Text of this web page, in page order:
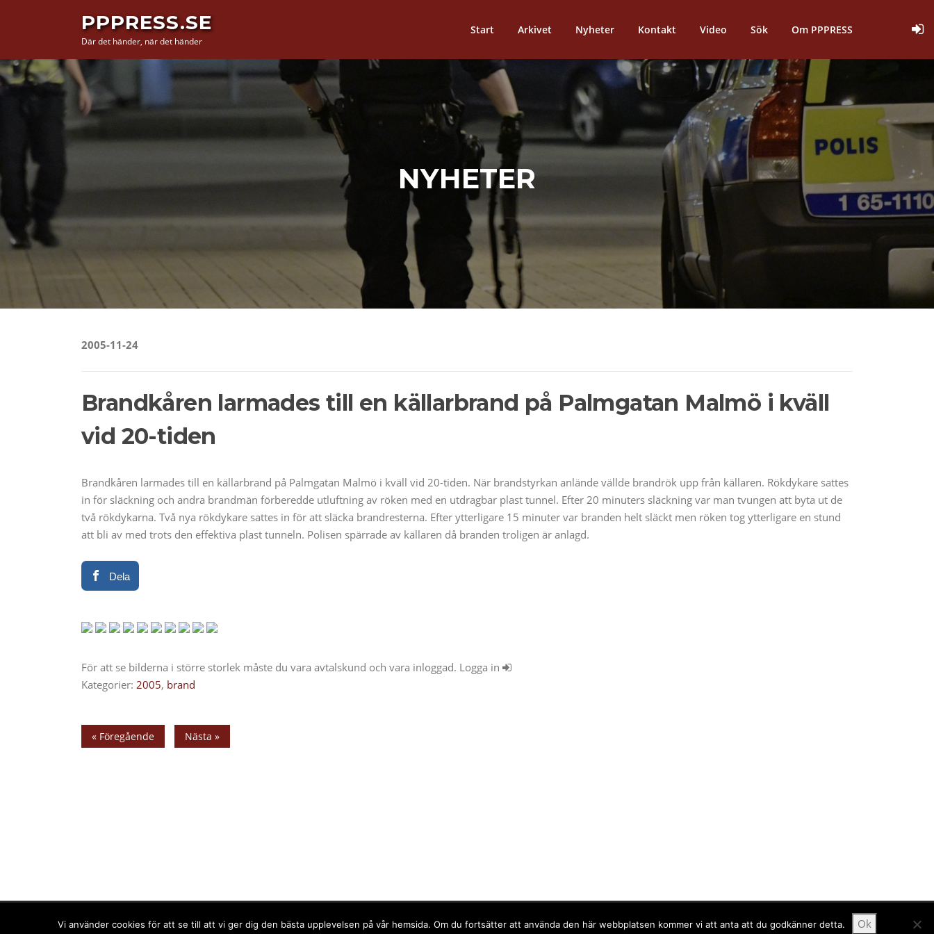
PPPRESS.SE
Där det händer, när det händer
Start Arkivet Nyheter Kontakt Video Sök Om PPPRESS
NYHETER
2005-11-24
Brandkåren larmades till en källarbrand på Palmgatan Malmö i kväll
vid 20-tiden
Brandkåren larmades till en källarbrand på Palmgatan Malmö i kväll vid 20-tiden. När brandstyrkan anlände vällde brandrök upp från källaren. Rökdykare sattes
in för släckning och andra brandmän förberedde utluftning av röken med en utdragbar plast tunnel. Efter 20 minuters släckning var man tvungen att byta ut de
två rökdykarna. Två nya rökdykare sattes in för att släcka brandresterna. Efter ytterligare 15 minuter var branden helt släckt men röken tog ytterligare en stund
att bli av med trots den effektiva plast tunneln. Polisen spärrade av källaren då branden troligen är anlagd.
Dela
För att se bilderna i större storlek måste du vara avtalskund och vara inloggad. Logga in
Kategorier: 2005, brand
« Föregående Nästa »
Upphovsrätt © 2025 PPPress.se. Alla rättigheter förbehålls.
Vi använder cookies för att se till att vi ger dig den bästa upplevelsen på vår hemsida. Om du fortsätter att använda den här webbplatsen kommer vi att anta att du godkänner detta. Ok